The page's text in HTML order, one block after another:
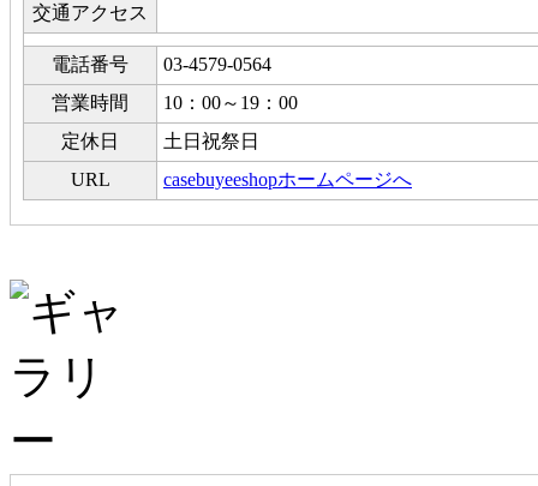
交通アクセス
電話番号
03-4579-0564
営業時間
10：00～19：00
定休日
土日祝祭日
URL
casebuyeeshopホームページへ